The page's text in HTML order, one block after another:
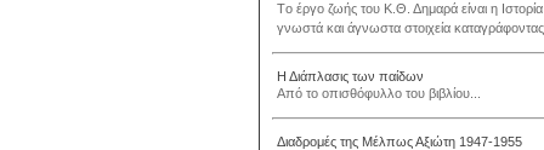
Tο έργο ζωής του K.Θ. Δημαρά είναι η
γνωστά και άγνωστα στοιχεία
Η Διάπλασις των παίδων
Από το οπισθόφυλλο του βιβλίου...
Διαδρομές της Μέλπως Αξιώτη 1947-1955